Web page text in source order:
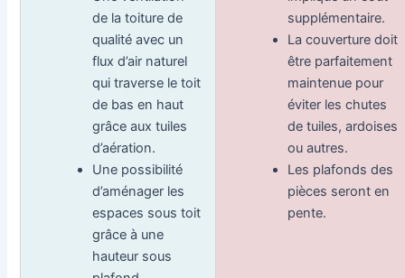
de la toiture de
qualité avec un
flux d’air naturel
qui traverse le toit
de bas en haut
grâce aux tuiles
d’aération.
Une possibilité
d’aménager les
espaces sous toit
grâce à une
hauteur sous
supplémentaire.
La couverture doit
être parfaitement
maintenue pour
éviter les chutes
de tuiles, ardoises
ou autres.
Les plafonds des
pièces seront en
pente.